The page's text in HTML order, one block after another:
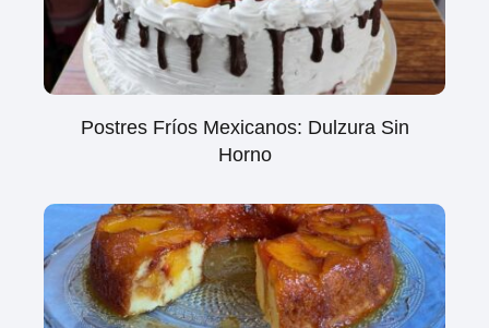
Postres Fríos Mexicanos: Dulzura Sin
Horno